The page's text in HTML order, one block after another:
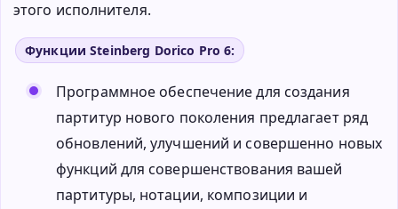
этого исполнителя.
Функции Steinberg Dorico Pro 6:
Программное обеспечение для создания
партитур нового поколения предлагает ряд
обновлений, улучшений и совершенно новых
функций для совершенствования вашей
партитуры, нотации, композиции и